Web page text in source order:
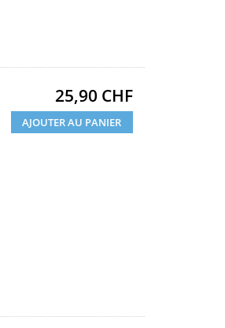
Prix
25,90 CHF
AJOUTER AU PANIER